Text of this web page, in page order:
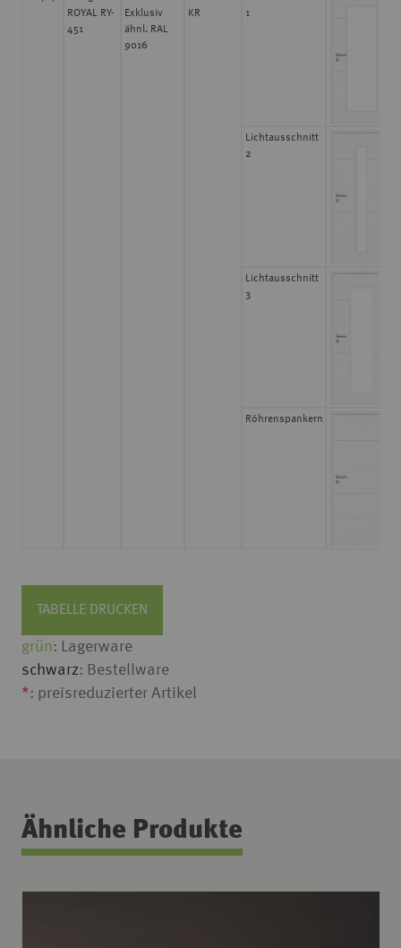
ROYAL RY-
451
Exklusiv
ähnl. RAL
9016
KR
1
Lichtausschnitt
2
Lichtausschnitt
3
Röhrenspankern
TABELLE DRUCKEN
grün: Lagerware
schwarz: Bestellware
*: preisreduzierter Artikel
Ähnliche Produkte